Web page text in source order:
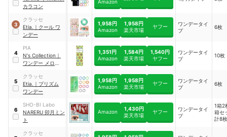
カラコン
Amazon
3
クラッセ
Etia. ｜ クール ワ
ンデー
1,958円
Amazon
1,958円
楽天市場
ヤフー
ワンデータイ
プ
6枚
4
PIA
N's Collection ｜
ワンデー メロンパ
1,351円
Amazon
1,584円
楽天市場
1,540円
ヤフー
ワンデータイ
プ
10枚
5
クラッセ
Etia. ｜ プリズム
ワンデー
1,958円
Amazon
1,958円
楽天市場
ヤフー
ワンデータイ
プ
6枚
6
SHO-BI Labo
NARERU 卯月ミン
ト
Amazon
1,430円
楽天市場
ヤフー
ワンデータイ
プ
1箱2
箱セ
計8
クラッセ